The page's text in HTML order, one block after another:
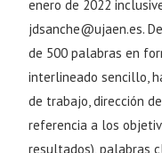
enero de 2022
jdsanche@ujaen.es.
de 500 palabras en
interlineado sencillo,
de trabajo, dirección
referencia a los
resultados), palabras